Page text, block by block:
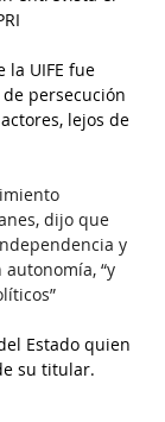
la UIFE fue
persecución
lejos de
dijo que
y
“y
Estado quien
su titular.